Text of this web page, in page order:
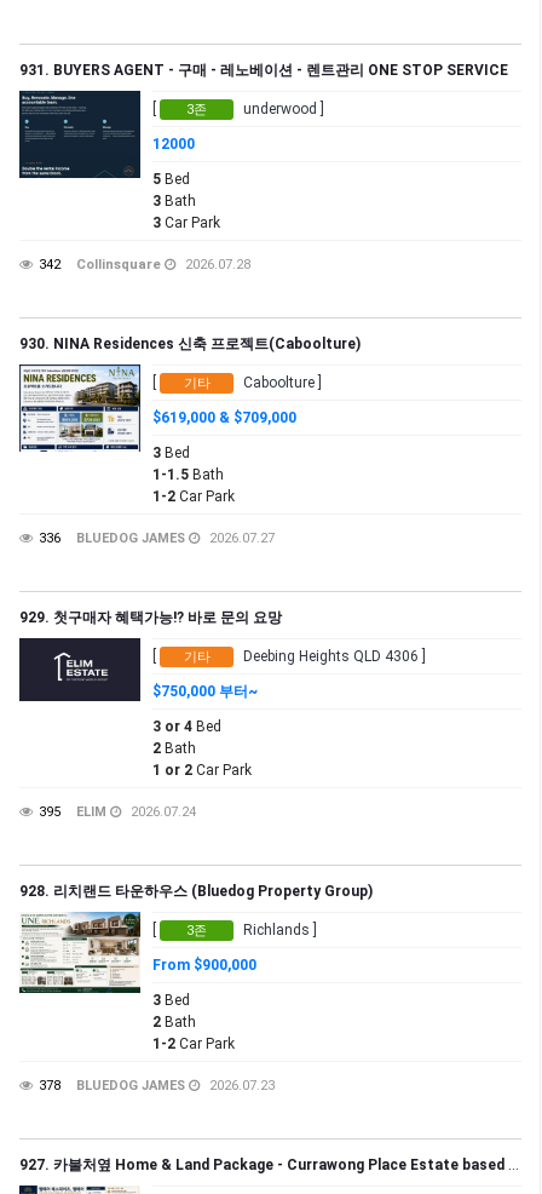
931. BUYERS AGENT - 구매 - 레노베이션 - 렌트관리 ONE STOP SERVICE
3존 underwood ]
12000
5 Bed
3 Bath
3 Car Park
342 Collinsquare 2026.07.28
930. NINA Residences 신축 프로젝트(Caboolture)
기타 Caboolture ]
$619,000 & $709,000
3 Bed
1-1.5 Bath
1-2 Car Park
336 BLUEDOG JAMES 2026.07.27
929. 첫구매자 혜택가능!? 바로 문의 요망
기타 Deebing Heights QLD 4306 ]
$750,000 부터~
3 or 4 Bed
2 Bath
1 or 2 Car Park
395 ELIM 2026.07.24
928. 리치랜드 타운하우스 (Bluedog Property Group)
3존 Richlands ]
From $900,000
3 Bed
2 Bath
1-2 Car Park
378 BLUEDOG JAMES 2026.07.23
927. 카불처옆 Home & Land Package - Currawong Place Estate based in Bellmere (Bluedog Property Group)